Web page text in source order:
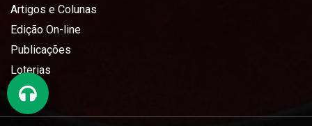
Artigos e Colunas
Edição On-line
Publicações
Loterias